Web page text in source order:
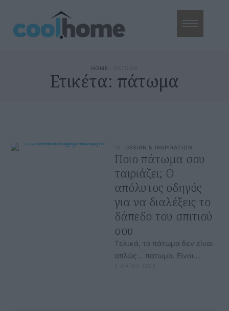
HOME · ΠΑΤΩΜΑ
Ετικέτα: πάτωμα
IN DESIGN & INSPIRATION
Ποιο πάτωμα σου
ταιριάζει; Ο
απόλυτος οδηγός
για να διαλέξεις το
δάπεδο του σπιτιού
σου
Τελικά, το πάτωμα δεν είναι
απλώς… πάτωμα. Είναι
δήλωση, είναι βάση, είναι
2 ΜΑΪΟΥ 2025